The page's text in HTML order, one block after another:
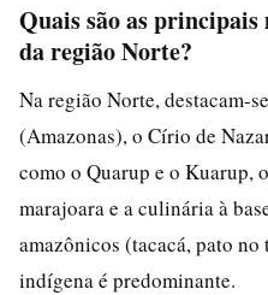
Quais são as
da região Norte?
Na região Norte, destacam-
(Amazonas), o Círio de
como o Quarup e o Kuarup,
marajoara e a culinária à
amazônicos (tacacá, pato
indígena é predominante.